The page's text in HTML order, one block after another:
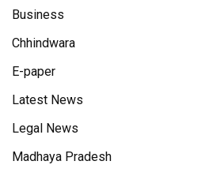
Business
Chhindwara
E-paper
Latest News
Legal News
Madhaya Pradesh